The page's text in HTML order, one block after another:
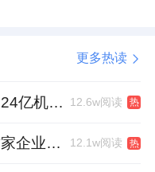
更多热读
家居卖场首单！居然之家24亿机构间REITs获深交所无异议函 12.6w阅读 热
藏在家居供应链深处，这家企业正在悄悄转型 12.1w阅读 热